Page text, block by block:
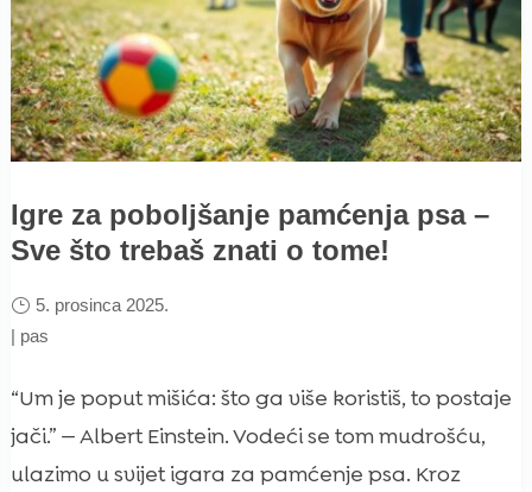
Igre za poboljšanje pamćenja psa –
Sve što trebaš znati o tome!
5. prosinca 2025.
| pas
“Um je poput mišića: što ga više koristiš, to postaje
jači.” — Albert Einstein. Vodeći se tom mudrošću,
ulazimo u svijet igara za pamćenje psa. Kroz